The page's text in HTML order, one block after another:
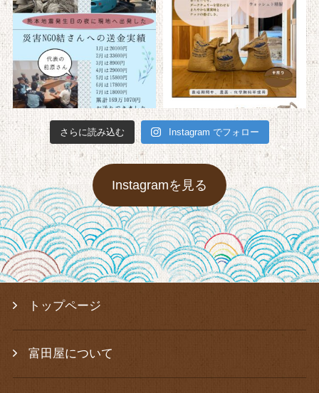
さらに読み込む Instagram でフォロー
Instagramを見る
トップページ
富田屋について